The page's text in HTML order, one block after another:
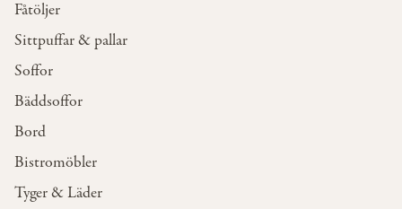
Fåtöljer
Sittpuffar & pallar
Soffor
Bäddsoffor
Bord
Bistromöbler
Tyger & Läder